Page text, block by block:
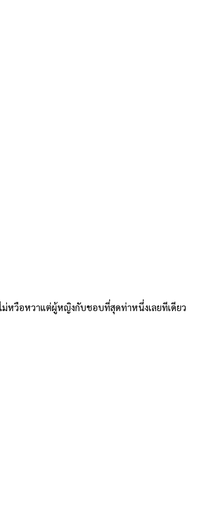
หวือหวาแต่ผู้หญิงกับชอบที่สุดท่าหนึ่งเลยทีเดียว